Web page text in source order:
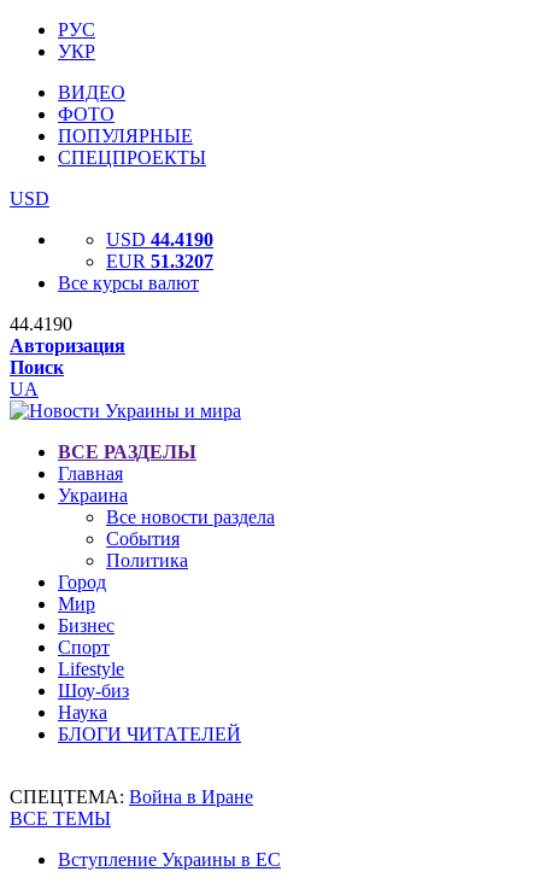
РУС
УКР
ВИДЕО
ФОТО
ПОПУЛЯРНЫЕ
СПЕЦПРОЕКТЫ
USD
USD 44.4190
EUR 51.3207
Все курсы валют
44.4190
Авторизация
Поиск
UA
ВСЕ РАЗДЕЛЫ
Главная
Украина
Все новости раздела
События
Политика
Город
Мир
Бизнес
Спорт
Lifestyle
Шоу-биз
Наука
БЛОГИ ЧИТАТЕЛЕЙ
СПЕЦТЕМА: Война в Иране
ВСЕ ТЕМЫ
Вступление Украины в ЕС